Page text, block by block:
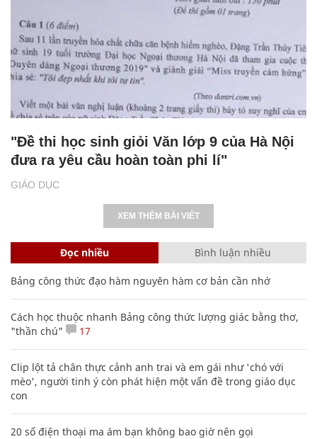
GIÁO DỤC
"Đề thi học sinh giỏi Văn lớp 9 của Hà Nội
đưa ra yêu cầu hoàn toàn phi lí"
XEM THÊM BÀI VIẾT
Đọc nhiều Bình luận nhiều
Bảng công thức đạo hàm nguyên hàm cơ bản cần nhớ
Cách học thuộc nhanh Bảng công thức lượng giác bằng thơ,
"thần chú"
17
Clip lột tả chân thực cảnh anh trai và em gái như 'chó với
mèo', người tinh ý còn phát hiện một vấn đề trong giáo dục
con
20 số điện thoại ma ám bạn không bao giờ nên gọi